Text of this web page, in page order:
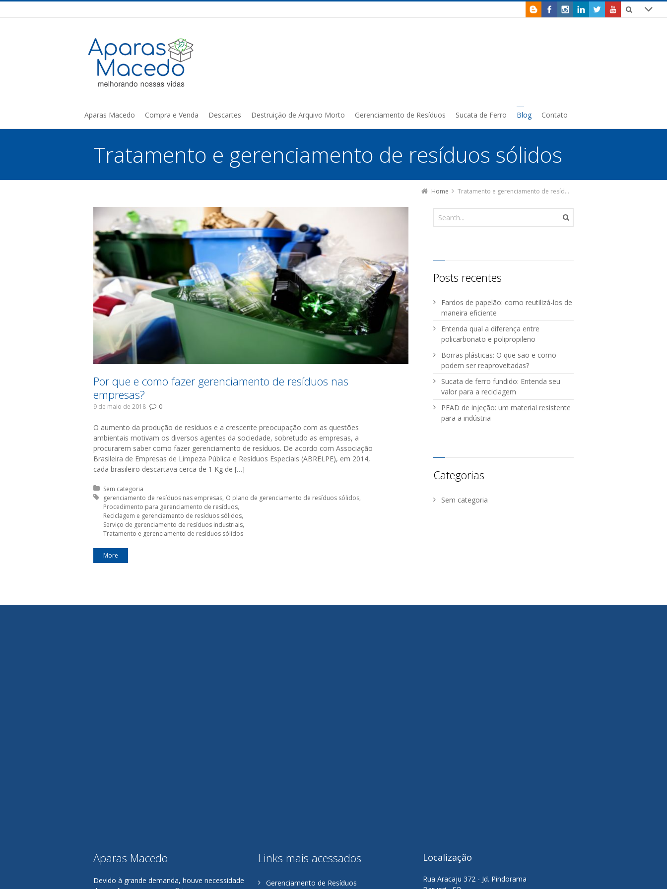
Aparas Macedo Compra e Venda Descartes Destruição de Arquivo Morto Gerenciamento de Resíduos Sucata de Ferro Blog Contato
Tratamento e gerenciamento de resíduos sólidos
Home Tratamento e gerenciamento de resíduos sólidos
Por que e como fazer gerenciamento de resíduos nas
empresas?
9 de maio de 2018 0
O aumento da produção de resíduos e a crescente preocupação com as questões
ambientais motivam os diversos agentes da sociedade, sobretudo as empresas, a
procurarem saber como fazer gerenciamento de resíduos. De acordo com Associação
Brasileira de Empresas de Limpeza Pública e Resíduos Especiais (ABRELPE), em 2014,
cada brasileiro descartava cerca de 1 Kg de […]
Posted in:
Sem categoria
Tagged with:
gerenciamento de resíduos nas empresas O plano de gerenciamento de resíduos sólidos
Procedimento para gerenciamento de resíduos
Reciclagem e gerenciamento de resíduos sólidos
Serviço de gerenciamento de resíduos industriais
Tratamento e gerenciamento de resíduos sólidos
More
Posts recentes
Fardos de papelão: como reutilizá-los de
maneira eficiente
Entenda qual a diferença entre
policarbonato e polipropileno
Borras plásticas: O que são e como
podem ser reaproveitadas?
Sucata de ferro fundido: Entenda seu
valor para a reciclagem
PEAD de injeção: um material resistente
para a indústria
Categorias
Sem categoria
Aparas Macedo
Devido à grande demanda, houve necessidade
Links mais acessados
Gerenciamento de Resíduos
Localização
Rua Aracaju 372 - Jd. Pindorama